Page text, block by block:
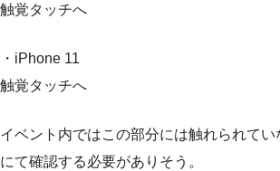
触覚タッチへ
・iPhone 11
触覚タッチへ
イベント内ではこの部分には触れられて
にて確認する必要がありそう。